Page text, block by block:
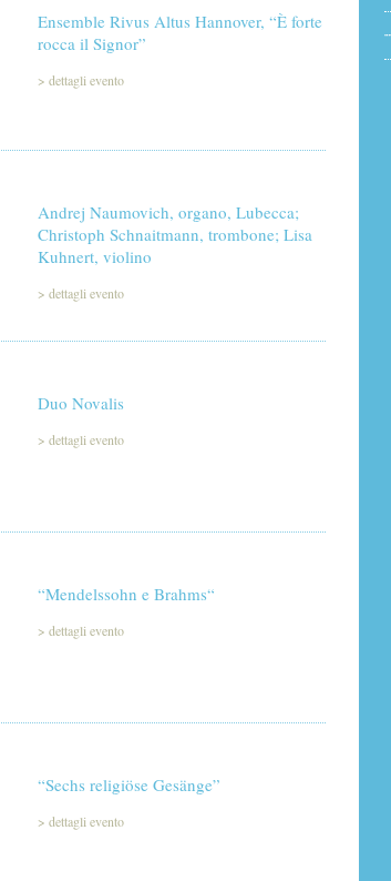
Ensemble Rivus Altus Hannover, “È forte
rocca il Signor”
> dettagli evento
Andrej Naumovich, organo, Lubecca;
Christoph Schnaitmann, trombone; Lisa
Kuhnert, violino
> dettagli evento
Duo Novalis
> dettagli evento
“Mendelssohn e Brahms“
> dettagli evento
“Sechs religiöse Gesänge”
> dettagli evento